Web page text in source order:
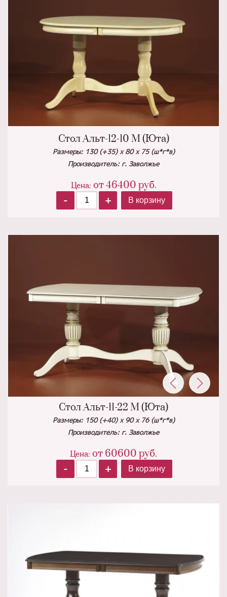
Стол Альт-12-10 М (Юта)
Размеры: 130 (+35) х 80 х 75 (ш*г*в)
Производитель: г. Заволжье
Цена: от46400 руб.
-
+ В корзину
Стол Альт-11-22 М (Юта)
Размеры: 150 (+40) х 90 х 76 (ш*г*в)
Производитель: г. Заволжье
Цена: от 60600 руб.
-
+ В корзину